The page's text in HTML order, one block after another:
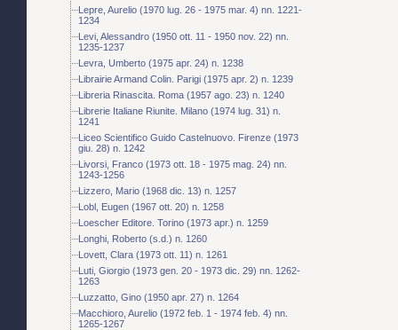
Lepre, Aurelio (1970 lug. 26 - 1975 mar. 4) nn. 1221-
1234
Levi, Alessandro (1950 ott. 11 - 1950 nov. 22) nn.
1235-1237
Levra, Umberto (1975 apr. 24) n. 1238
Librairie Armand Colin. Parigi (1975 apr. 2) n. 1239
Libreria Rinascita. Roma (1957 ago. 23) n. 1240
Librerie Italiane Riunite. Milano (1974 lug. 31) n.
1241
Liceo Scientifico Guido Castelnuovo. Firenze (1973
giu. 28) n. 1242
Livorsi, Franco (1973 ott. 18 - 1975 mag. 24) nn.
1243-1256
Lizzero, Mario (1968 dic. 13) n. 1257
Lobl, Eugen (1967 ott. 20) n. 1258
Loescher Editore. Torino (1973 apr.) n. 1259
Longhi, Roberto (s.d.) n. 1260
Lovett, Clara (1973 ott. 11) n. 1261
Luti, Giorgio (1973 gen. 20 - 1973 dic. 29) nn. 1262-
1263
Luzzatto, Gino (1950 apr. 27) n. 1264
Macchioro, Aurelio (1972 feb. 1 - 1974 feb. 4) nn.
1265-1267